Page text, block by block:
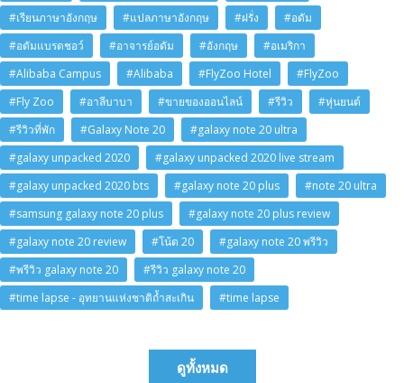
#เรียนภาษาอังกฤษ
#แปลภาษาอังกฤษ #ฝรั่ง
#อดัม
#อดัมแบรดชอว์
#อาจารย์อดัม #อังกฤษ
#อเมริกา
#Alibaba Campus
#Alibaba #FlyZoo Hotel
#FlyZoo
#Fly Zoo
#อาลีบาบา #ขายของออนไลน์ #รีวิว
#หุ่นยนต์
#รีวิวที่พัก
#Galaxy Note 20
#galaxy note 20 ultra
#galaxy unpacked 2020
#galaxy unpacked 2020 live stream
#galaxy unpacked 2020 bts
#galaxy note 20 plus
#note 20 ultra
#samsung galaxy note 20 plus
#galaxy note 20 plus review
#galaxy note 20 review
#โน้ต 20
#galaxy note 20 พรีวิว
#พรีวิว galaxy note 20
#รีวิว galaxy note 20
#time lapse - อุทยานแห่งชาติถ้ำสะเกิน
#time lapse
ดูทั้งหมด